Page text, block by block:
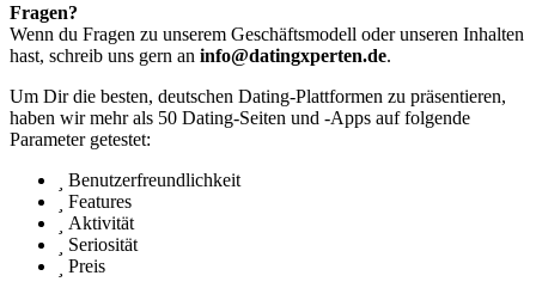
Fragen?
Wenn du Fragen zu unserem Geschäftsmodell oder unseren Inhalten
hast, schreib uns gern an info@datingxperten.de.
Um Dir die besten, deutschen Dating-Plattformen zu präsentieren,
haben wir mehr als 50 Dating-Seiten und -Apps auf folgende
Parameter getestet:
Benutzerfreundlichkeit
Features
Aktivität
Seriosität
Preis